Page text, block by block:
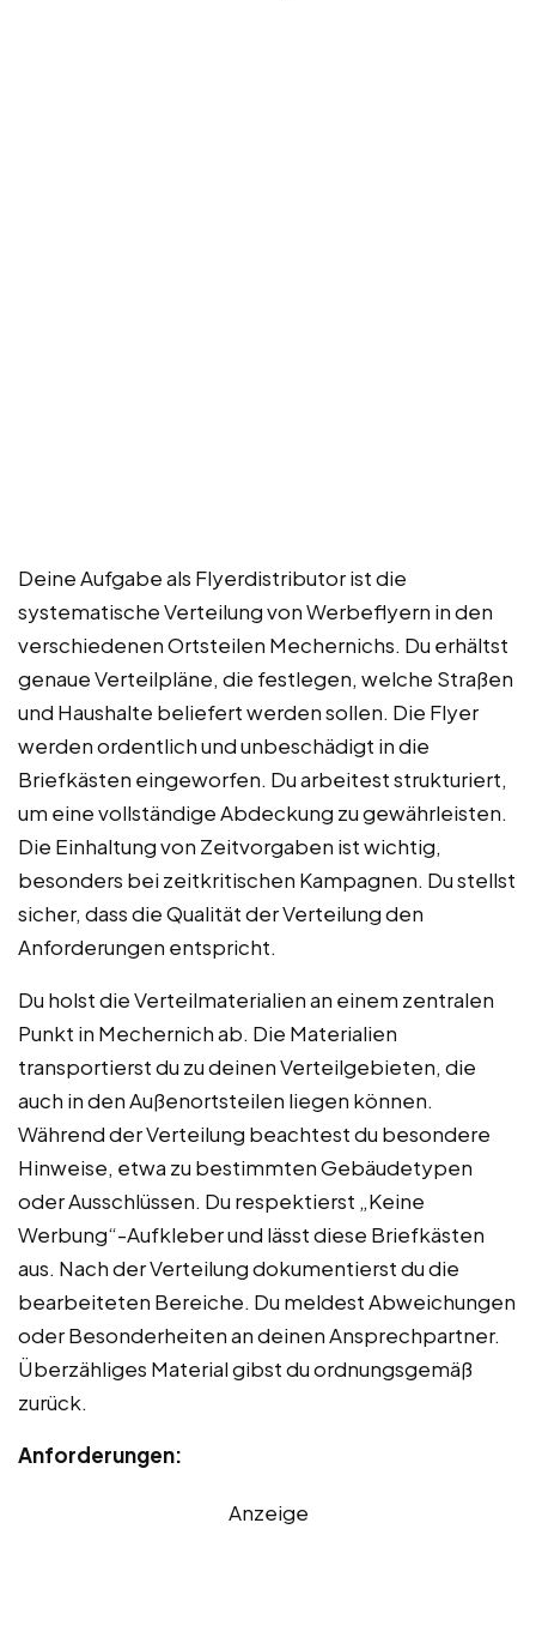
Deine Aufgabe als Flyerdistributor ist die
systematische Verteilung von Werbeflyern in den
verschiedenen Ortsteilen Mechernichs. Du erhältst
genaue Verteilpläne, die festlegen, welche Straßen
und Haushalte beliefert werden sollen. Die Flyer
werden ordentlich und unbeschädigt in die
Briefkästen eingeworfen. Du arbeitest strukturiert,
um eine vollständige Abdeckung zu gewährleisten.
Die Einhaltung von Zeitvorgaben ist wichtig,
besonders bei zeitkritischen Kampagnen. Du stellst
sicher, dass die Qualität der Verteilung den
Anforderungen entspricht.
Du holst die Verteilmaterialien an einem zentralen
Punkt in Mechernich ab. Die Materialien
transportierst du zu deinen Verteilgebieten, die
auch in den Außenortsteilen liegen können.
Während der Verteilung beachtest du besondere
Hinweise, etwa zu bestimmten Gebäudetypen
oder Ausschlüssen. Du respektierst „Keine
Werbung“-Aufkleber und lässt diese Briefkästen
aus. Nach der Verteilung dokumentierst du die
bearbeiteten Bereiche. Du meldest Abweichungen
oder Besonderheiten an deinen Ansprechpartner.
Überzähliges Material gibst du ordnungsgemäß
zurück.
Anforderungen:
Anzeige